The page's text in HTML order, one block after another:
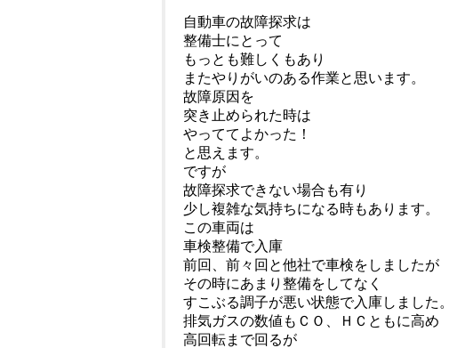
自動車の故障探求は
整備士にとって
もっとも難しくもあり
またやりがいのある作業と思います。
故障原因を
突き止められた時は
やっててよかった！
と思えます。
ですが
故障探求できない場合も有り
少し複雑な気持ちになる時もあります。
この車両は
車検整備で入庫
前回、前々回と他社で車検をしましたが
その時にあまり整備をしてなく
すこぶる調子が悪い状態で入庫しました。
排気ガスの数値もＣＯ、ＨＣともに高め
高回転まで回るが